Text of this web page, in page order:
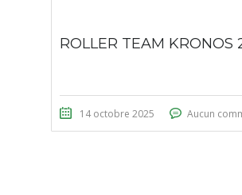
ROLLER TEAM KRONOS
14 octobre 2025 Aucun